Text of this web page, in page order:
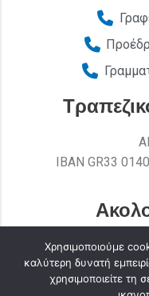
ΙΒΑΝ GR33
Χρησιμοποιούμε
καλύτερη δυνατή
χρησιμοποιείτε τη